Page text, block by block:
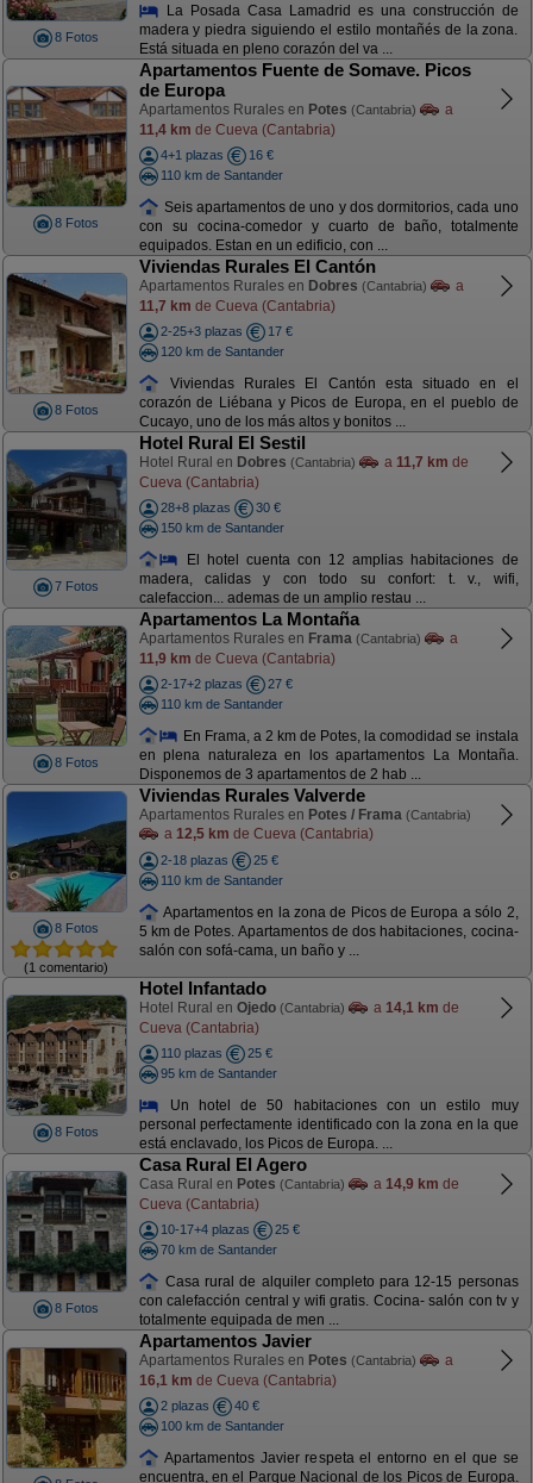
8 Fotos
La Posada Casa Lamadrid es una construcción de
madera y piedra siguiendo el estilo montañés de la zona.
Está situada en pleno corazón del va ...
8 Fotos
Apartamentos Fuente de Somave. Picos
de Europa
Apartamentos Rurales en Potes (Cantabria)
a
11,4 km de Cueva (Cantabria)
4+1 plazas
16 €
110 km de Santander
Seis apartamentos de uno y dos dormitorios, cada uno
con su cocina-comedor y cuarto de baño, totalmente
equipados. Estan en un edificio, con ...
8 Fotos
Viviendas Rurales El Cantón
Apartamentos Rurales en Dobres (Cantabria)
a
11,7 km de Cueva (Cantabria)
2-25+3 plazas
17 €
120 km de Santander
Viviendas Rurales El Cantón esta situado en el
corazón de Liébana y Picos de Europa, en el pueblo de
Cucayo, uno de los más altos y bonitos ...
7 Fotos
Hotel Rural El Sestil
Hotel Rural en Dobres (Cantabria) a 11,7 km de
Cueva (Cantabria)
28+8 plazas
30 €
150 km de Santander
El hotel cuenta con 12 amplias habitaciones de
madera, calidas y con todo su confort: t. v., wifi,
calefaccion... ademas de un amplio restau ...
8 Fotos
Apartamentos La Montaña
Apartamentos Rurales en Frama (Cantabria)
a
11,9 km de Cueva (Cantabria)
2-17+2 plazas
27 €
110 km de Santander
En Frama, a 2 km de Potes, la comodidad se instala
en plena naturaleza en los apartamentos La Montaña.
Disponemos de 3 apartamentos de 2 hab ...
8 Fotos
(1 comentario)
Viviendas Rurales Valverde
Apartamentos Rurales en Potes / Frama (Cantabria)
a 12,5 km de Cueva (Cantabria)
2-18 plazas
25 €
110 km de Santander
Apartamentos en la zona de Picos de Europa a sólo 2,
5 km de Potes. Apartamentos de dos habitaciones, cocina-
salón con sofá-cama, un baño y ...
8 Fotos
Hotel Infantado
Hotel Rural en Ojedo (Cantabria) a 14,1 km de
Cueva (Cantabria)
110 plazas
25 €
95 km de Santander
Un hotel de 50 habitaciones con un estilo muy
personal perfectamente identificado con la zona en la que
está enclavado, los Picos de Europa. ...
8 Fotos
Casa Rural El Agero
Casa Rural en Potes (Cantabria) a 14,9 km de
Cueva (Cantabria)
10-17+4 plazas
25 €
70 km de Santander
Casa rural de alquiler completo para 12-15 personas
con calefacción central y wifi gratis. Cocina- salón con tv y
totalmente equipada de men ...
Apartamentos Javier
Apartamentos Rurales en Potes (Cantabria)
a
16,1 km de Cueva (Cantabria)
2 plazas
40 €
100 km de Santander
Apartamentos Javier respeta el entorno en el que se
encuentra, en el Parque Nacional de los Picos de Europa.